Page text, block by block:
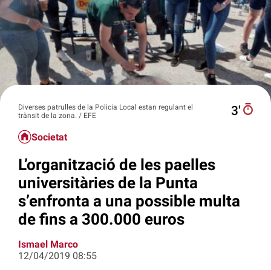
Diverses patrulles de la Policia Local estan regulant el
trànsit de la zona. / EFE
3′
Societat
L’organització de les paelles
universitàries de la Punta
s’enfronta a una possible multa
de fins a 300.000 euros
Ismael Marco
12/04/2019 08:55